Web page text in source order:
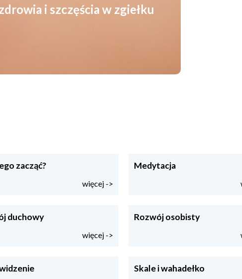
i szczęścia w zgiełku
zacząć?
więcej ->
Medytacja
duchowy
więcej ->
Rozwój osobisty
Skale i wahadełko